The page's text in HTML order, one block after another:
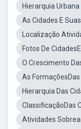
Hierarquia
As Cidades E
Localização
Fotos De
O Crescimento
As
Hierarquia Das
ClassificaçãoDas
Atividades